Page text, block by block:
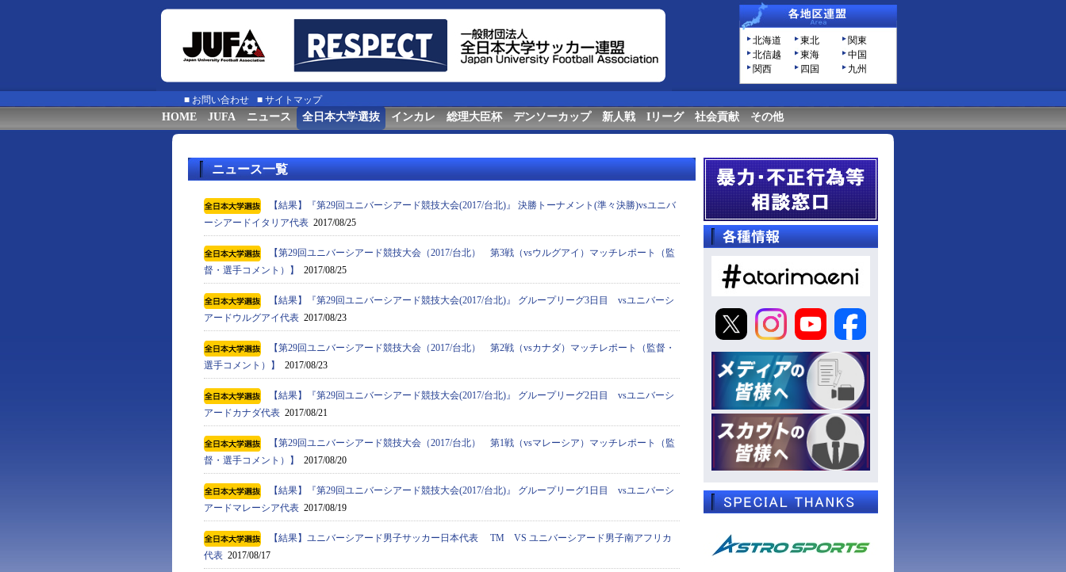
北海道 東北
関東
北信越
東海
中国
関西
四国 九州
■ お問い合わせ ■ サイトマップ
HOME JUFA ニュース 全日本大学選抜 インカレ 総理大臣杯 デンソーカップ 新人戦 Iリーグ 社会貢献 その他
ニュース一覧
【結果】『第29回ユニバーシアード競技大会(2017/台北)』 決勝トーナメント(準々決勝)vsユニバ
ーシアードイタリア代表 2017/08/25
【第29回ユニバーシアード競技大会（2017/台北） 第3戦（vsウルグアイ）マッチレポート（監
督・選手コメント）】
2017/08/25
【結果】『第29回ユニバーシアード競技大会(2017/台北)』 グループリーグ3日目 vsユニバーシ
アードウルグアイ代表 2017/08/23
【第29回ユニバーシアード競技大会（2017/台北） 第2戦（vsカナダ）マッチレポート（監督・
選手コメント）】
2017/08/23
【結果】『第29回ユニバーシアード競技大会(2017/台北)』 グループリーグ2日目 vsユニバーシ
アードカナダ代表 2017/08/21
【第29回ユニバーシアード競技大会（2017/台北） 第1戦（vsマレーシア）マッチレポート（監
督・選手コメント）】
2017/08/20
【結果】『第29回ユニバーシアード競技大会(2017/台北)』 グループリーグ1日目 vsユニバーシ
アードマレーシア代表 2017/08/19
【結果】ユニバーシアード男子サッカー日本代表 TM VS ユニバーシアード男子南アフリカ
代表 2017/08/17